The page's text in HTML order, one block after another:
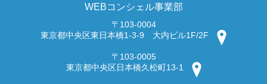
WEBコンシェル事業部
〒103-0004
東京都中央区東日本橋1-3-9 大内ビル1F/2F
〒103-0005
東京都中央区日本橋久松町13-1